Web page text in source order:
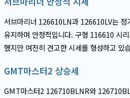
서브마리너 126610LN과 126610LV는
유지하며 안정적입니다. 구형 116610 시
했지만 여전히 견고한 시세를 형성하고 있
GMT마스터2 상승세
GMT마스터2 126710BLNR와